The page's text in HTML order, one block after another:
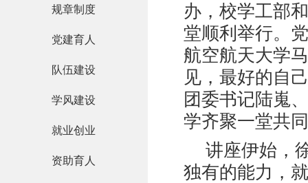
规章制度
党建育人
队伍建设
学风建设
就业创业
资助育人
办，校学工部
堂顺利举行。
航空航天大学
见，最好的自
团委书记陆嵬
学齐聚一堂共
讲座伊始，
独有的能力，